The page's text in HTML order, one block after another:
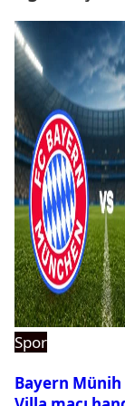
Spor
Bayern Münih